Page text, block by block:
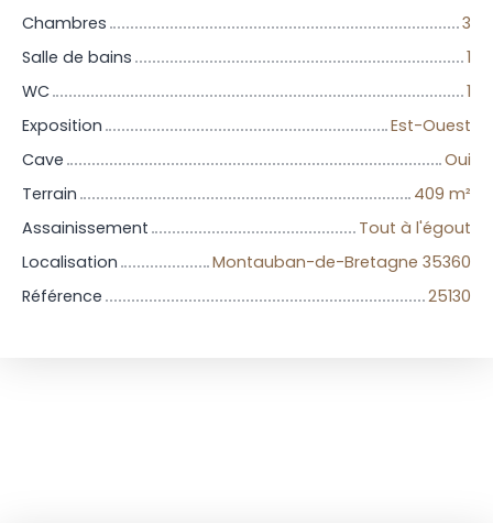
Chambres
3
Salle de bains
1
WC
1
Exposition
Est-Ouest
Cave
Oui
Terrain
409 m²
Assainissement
Tout à l'égout
Localisation
Montauban-de-Bretagne 35360
Référence
25130